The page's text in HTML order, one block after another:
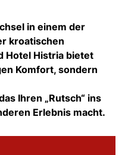
in einem der
kroatischen
Hotel Histria bietet
Komfort, sondern
Ihren „Rutsch“ ins
Erlebnis macht.